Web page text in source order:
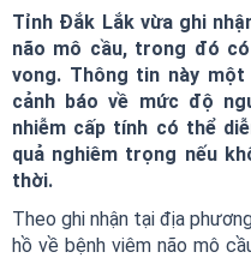
Tỉnh Đắk Lắk vừa ghi
não mô cầu, trong đó
vong. Thông tin này
cảnh báo về mức độ
nhiễm cấp tính có thể
quả nghiêm trọng nếu
thời.
Theo ghi nhận tại địa
hồ về bệnh viêm não mô